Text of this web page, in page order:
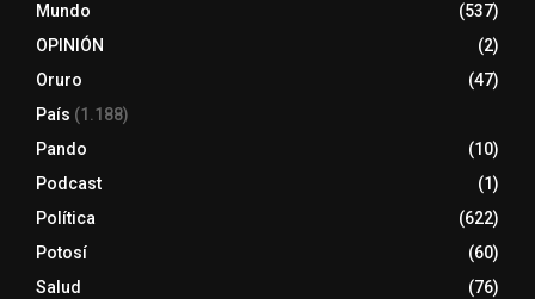
Mundo
(537)
OPINIÓN
(2)
Oruro
(47)
País (1.188)
Pando
(10)
Podcast
(1)
Política
(622)
Potosí
(60)
Salud
(76)